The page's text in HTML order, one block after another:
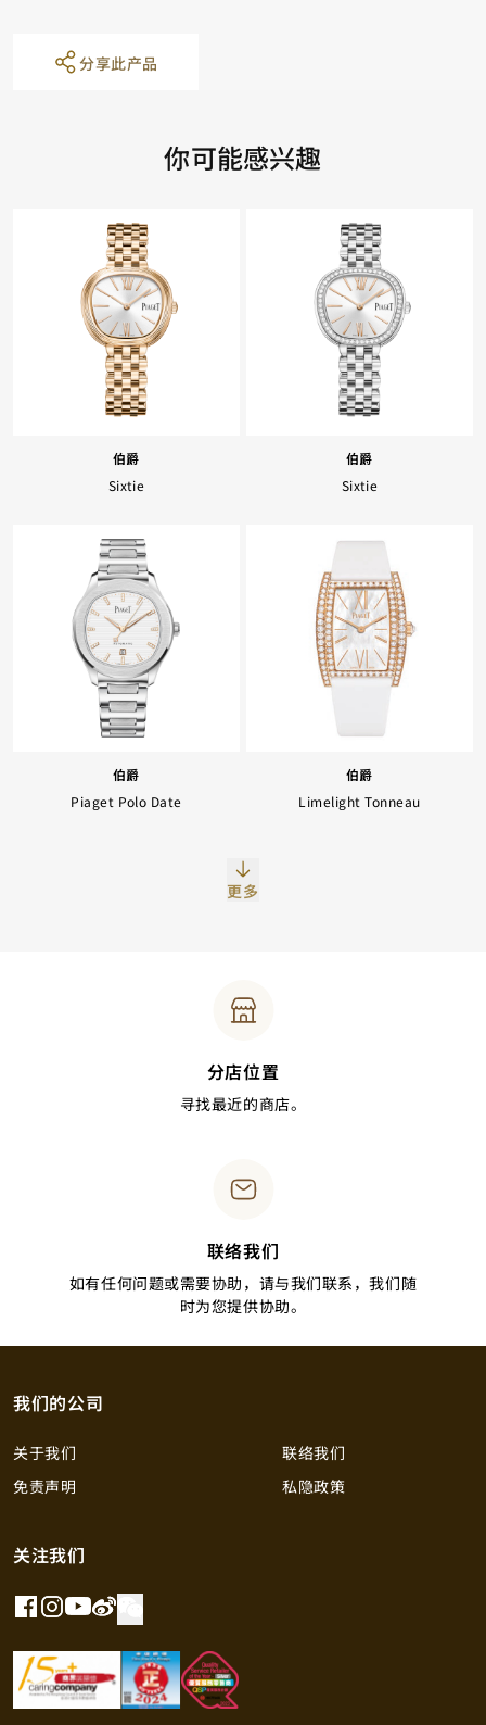
Facebook 复制网址
分享此产品
你可能感兴趣
伯爵
Sixtie
伯爵
Sixtie
伯爵
Piaget Polo Date
伯爵
Limelight Tonneau
更多
分店位置
寻找最近的商店。
联络我们
如有任何问题或需要协助，请与我们联系，我们随
时为您提供协助。
我们的公司
关于我们
联络我们
免责声明
私隐政策
关注我们